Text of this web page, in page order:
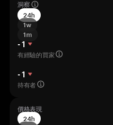
洞察
24h
1w
1m
- 1
有經驗的買家
- 1
持有者
價格表現
24h